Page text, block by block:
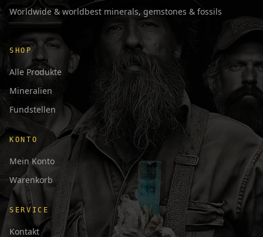
Worldwide & worldbest minerals, gemstones & fossils
SHOP
Alle Produkte
Mineralien
Fundstellen
KONTO
Mein Konto
Warenkorb
SERVICE
Kontakt